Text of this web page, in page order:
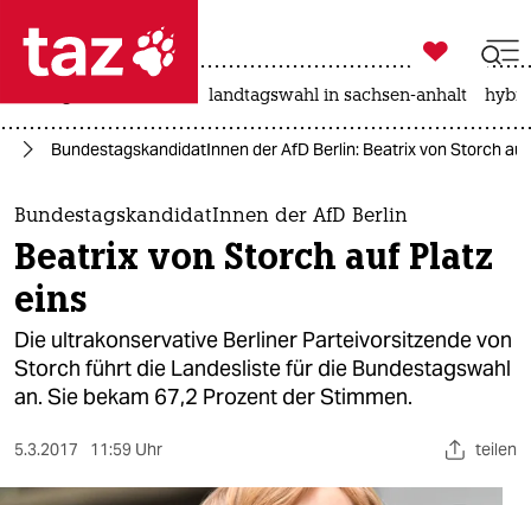
 taz zahl ich
taz zahl ich
themen
politik
öko
gesellschaft
sport

taz zahl ich
landtagswahl in sachsen-anhalt
BundestagskandidatInnen der AfD Berlin: Beatrix von Storch
BundestagskandidatInnen der AfD Berlin
Beatrix von Storch auf Platz
eins
Die ultrakonservative Berliner Parteivorsitzende von
Storch führt die Landesliste für die Bundestagswahl
an. Sie bekam 67,2 Prozent der Stimmen.
5.3.2017 11:59 Uhr teilen